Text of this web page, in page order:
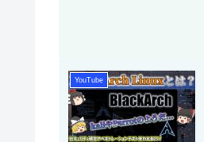
YouTube